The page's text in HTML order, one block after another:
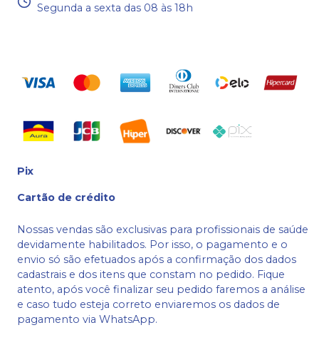
Segunda a sexta das 08 às 18h
Pix
Cartão de crédito
Nossas vendas são exclusivas para profissionais de saúde
devidamente habilitados. Por isso, o pagamento e o
envio só são efetuados após a confirmação dos dados
cadastrais e dos itens que constam no pedido. Fique
atento, após você finalizar seu pedido faremos a análise
e caso tudo esteja correto enviaremos os dados de
pagamento via WhatsApp.